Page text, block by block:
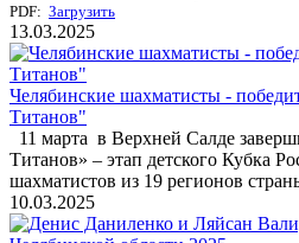
PDF: Загрузить
13.03.2025
Челябинские шахматисты -
Титанов"
11 марта в Верхней Салде
Титанов» – этап детского Кубка
шахматистов из 19 регионов
10.03.2025